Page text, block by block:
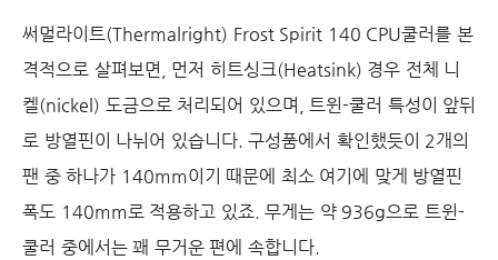
써멀라이트(Thermalright) Frost Spirit 140 CPU쿨러를 본
격적으로 살펴보면, 먼저 히트싱크(Heatsink) 경우 전체 니
켈(nickel) 도금으로 처리되어 있으며, 트윈-쿨러 특성이 앞뒤
로 방열핀이 나뉘어 있습니다. 구성품에서 확인했듯이 2개의
팬 중 하나가 140mm이기 때문에 최소 여기에 맞게 방열핀
폭도 140mm로 적용하고 있죠. 무게는 약 936g으로 트윈-
쿨러 중에서는 꽤 무거운 편에 속합니다.